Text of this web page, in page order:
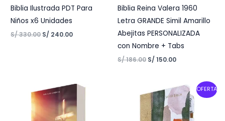
Biblia Ilustrada PDT Para
Niños x6 Unidades
S/330.00 S/ 240.00
Biblia Reina Valera 1960
Letra GRANDE Simil Amarillo
Abejitas PERSONALIZADA
con Nombre + Tabs
S/186.00 S/ 150.00
OFERTA
Original
price
was:
S/ 235.00.
Current
price
is:
S/ 223.00.